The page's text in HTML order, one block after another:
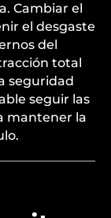
Cambiar el
el desgaste
del
total
seguridad
seguir las
mantener la